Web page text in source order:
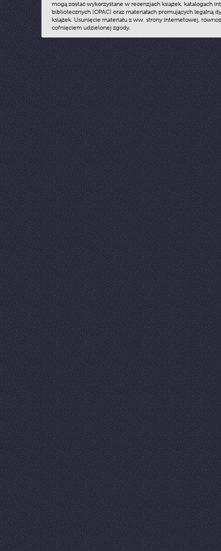
mogą zostać wykorzystane w recenzjach książek, katalogach
bibliotecznych (OPAC) oraz materiałach promujących legalną
książek. Usunięcie materiału z ww. strony internetowej,
cofnięciem udzielonej zgody.